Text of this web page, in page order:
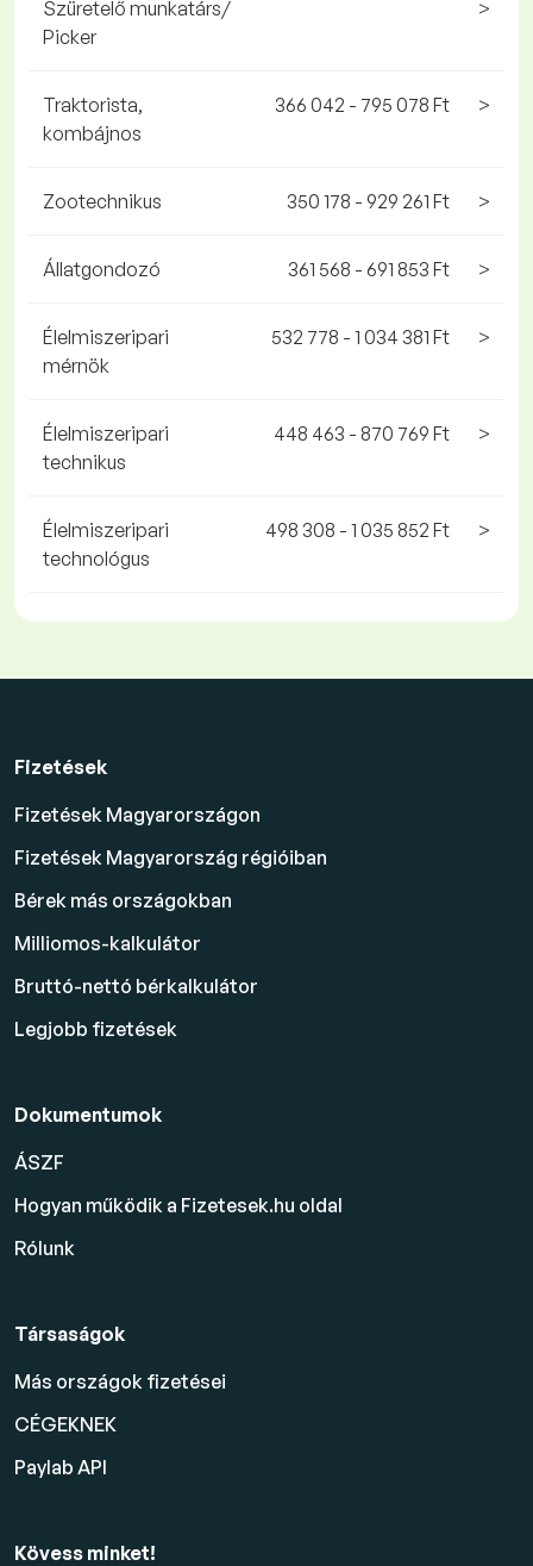
Szüretelő munkatárs/
Picker
>
Traktorista,
kombájnos
366 042 - 795 078 Ft >
Zootechnikus 350 178 - 929 261 Ft >
Állatgondozó 361 568 - 691 853 Ft >
Élelmiszeripari
mérnök
532 778 - 1 034 381 Ft >
Élelmiszeripari
technikus
448 463 - 870 769 Ft >
Élelmiszeripari
technológus
498 308 - 1 035 852 Ft >
Fizetések
Fizetések Magyarországon
Fizetések Magyarország régióiban
Bérek más országokban
Milliomos-kalkulátor
Bruttó-nettó bérkalkulátor
Legjobb fizetések
Dokumentumok
ÁSZF
Hogyan működik a Fizetesek.hu oldal
Rólunk
Társaságok
Más országok fizetései
CÉGEKNEK
Paylab API
Kövess minket!